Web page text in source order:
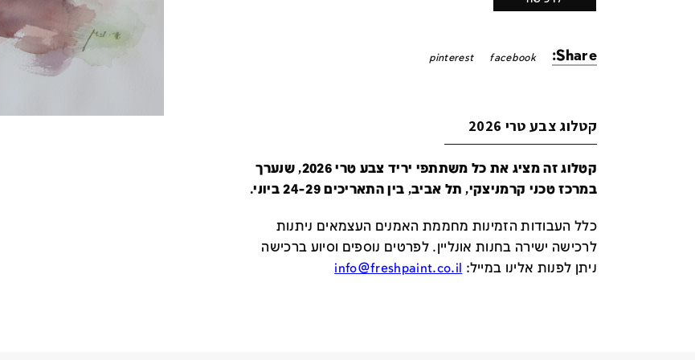
Share:
facebook
pinterest
קטלוג צבע טרי 2026
קטלוג זה מציג את כל משתתפי יריד צבע טרי 2026, שנערך
במרכז טכני קרמניצקי, תל אביב, בין התאריכים 24-29 ביוני.
כלל העבודות הזמינות מחממת האמנים העצמאים ניתנות
לרכישה ישירה בחנות אונליין.לפרטים נוספים וסיוע ברכישה
ניתן לפנות אלינו במייל:
info@freshpaint.co.il